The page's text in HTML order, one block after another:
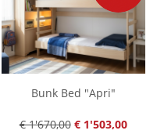
Bunk Bed "Apri"
€ 1'670,00 € 1'503,00